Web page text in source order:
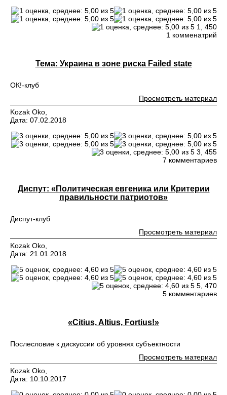
1, 450
1 комменатрий
Тема: Украина в зоне риска Failed state
ОК!-клуб
Просмотреть материал
Kozak Oko,
Дата: 07.02.2018
3, 455
7 комментариев
Диспут: «Политическая евгеника или Критерии
правильности патриотов»
Диспут-клуб
Просмотреть материал
Kozak Oko,
Дата: 21.01.2018
5, 470
5 комментариев
«Citius, Altius, Fortius!»
Послесловие к дискуссии об уровнях субъектности
Просмотреть материал
Kozak Oko,
Дата: 10.10.2017